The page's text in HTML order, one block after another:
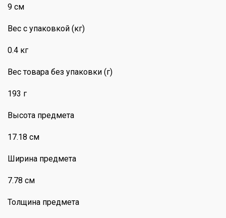
9 см
Вес с упаковкой (кг)
0.4 кг
Вес товара без упаковки (г)
193 г
Высота предмета
17.18 см
Ширина предмета
7.78 см
Толщина предмета